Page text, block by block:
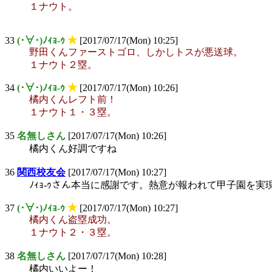
１ナウト。
33 (･∀･)ﾉｨｮ-ｩ ★ [2017/07/17(Mon) 10:25]
野田くんファーストゴロ、しかしトスが悪送球。
１ナウト２塁。
34 (･∀･)ﾉｨｮ-ｩ ★ [2017/07/17(Mon) 10:26]
橘内くんレフト前！
１ナウト１・３塁。
35 名無しさん [2017/07/17(Mon) 10:26]
橘内くん好調ですね
36 関西校友会[2017/07/17(Mon) 10:27]
ﾉｨｮ-ｩさん本当に感謝です。熱意が報われて甲子園を実
37 (･∀･)ﾉｨｮ-ｩ ★ [2017/07/17(Mon) 10:27]
橘内くん盗塁成功。
１ナウト２・３塁。
38 名無しさん [2017/07/17(Mon) 10:28]
橘内いいよー！